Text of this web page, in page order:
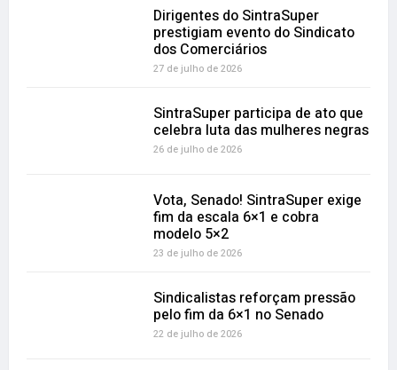
Dirigentes do SintraSuper
prestigiam evento do Sindicato
dos Comerciários
27 de julho de 2026
SintraSuper participa de ato que
celebra luta das mulheres negras
26 de julho de 2026
Vota, Senado! SintraSuper exige
fim da escala 6×1 e cobra
modelo 5×2
23 de julho de 2026
Sindicalistas reforçam pressão
pelo fim da 6×1 no Senado
22 de julho de 2026